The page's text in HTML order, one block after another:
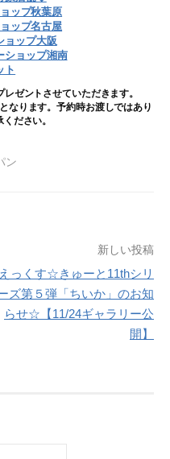
ップ秋葉原
ップ名古屋
ョップ大阪
ショップ湘南
ト
ゼントさせていただきます。
なります。予約時お渡しではあり
ださい。
ン
新しい投稿
えっくす☆きゅーと11thシリ
ズ第５弾「ちいか」のお知
らせ☆【11/24ギャラリー公
開】